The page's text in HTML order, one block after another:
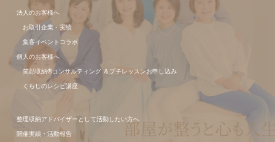
法人のお客様へ
お取引企業・実績
集客イベントコラボ
個人のお客様へ
笑顔収納®コンサルティング ＆プチレッスンお申し込み
くらしのレシピ講座
整理収納アドバイザーとして活動したい方へ
開催実績・活動報告